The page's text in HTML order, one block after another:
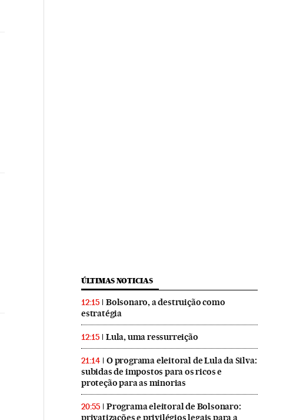
ÚLTIMAS NOTICIAS
12:15
Bolsonaro, a destruição como
estratégia
12:15 Lula, uma ressurreição
21:14
O programa eleitoral de Lula da Silva:
subidas de impostos para os ricos e
proteção para as minorias
20:55
Programa eleitoral de Bolsonaro:
privatizações e privilégios legais para a